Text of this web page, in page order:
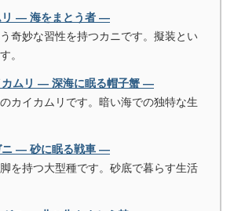
リ ― 海をまとう者 ―
奇妙な習性を持つカニです。擬装とい
。
カムリ ― 深海に眠る帽子蟹 ―
カイカムリです。暗い海での独特な生
ニ ― 砂に眠る戦車 ―
を持つ大型種です。砂底で暮らす生活